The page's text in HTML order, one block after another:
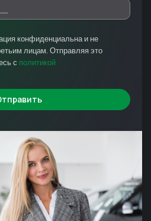
конфиденциальна и не
лицам. Отправляя это
с политикой